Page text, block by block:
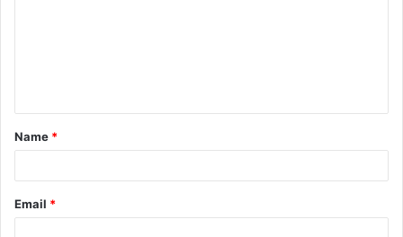
t
*
Name *
Email *